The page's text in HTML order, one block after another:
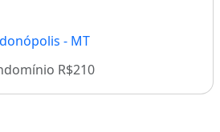
- MT
R$210